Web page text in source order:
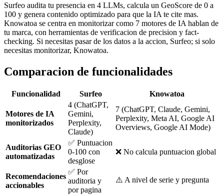
Surfeo audita tu presencia en 4 LLMs, calcula un GeoScore de 0 a
100 y genera contenido optimizado para que la IA te cite mas.
Knowatoa se centra en monitorizar como 7 motores de IA hablan de
tu marca, con herramientas de verificacion de precision y fact-
checking. Si necesitas pasar de los datos a la accion, Surfeo; si solo
necesitas monitorizar, Knowatoa.
Comparacion de funcionalidades
Funcionalidad Surfeo Knowatoa
Motores de IA
monitorizados
4 (ChatGPT,
Gemini,
Perplexity,
Claude)
7 (ChatGPT, Claude, Gemini,
Perplexity, Meta AI, Google AI
Overviews, Google AI Mode)
Auditorias GEO
automatizadas
✅ Puntuacion
0-100 con
desglose
❌ No calcula puntuacion global
Recomendaciones
accionables
✅ Por
auditoria y
por pagina
⚠️ A nivel de serie y pregunta